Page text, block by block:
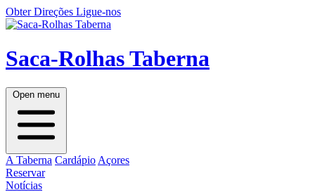
Obter Direções Ligue-nos
Saca-Rolhas Taberna
Open menu
A Taberna Cardápio Açores
Reservar
Notícias